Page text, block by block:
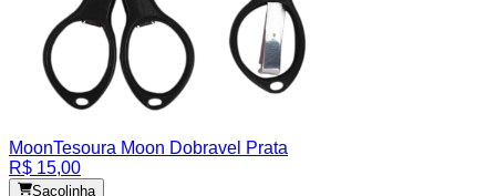
MoonTesoura Moon Dobravel Prata
R$ 15,00
Sacolinha